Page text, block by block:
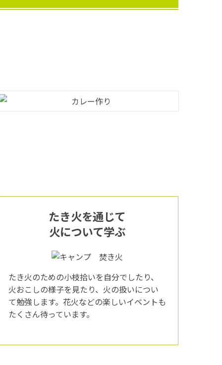
たき火を通じて
火について学ぶ
たき火のための小枝拾いを自分でしたり、
火おこしの様子を見たり、火の扱いについ
て勉強します。花火などの楽しいイベントも
たくさん待っています。